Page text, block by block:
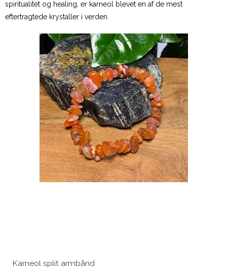
spiritualitet og healing, er karneol blevet en af de mest
eftertragtede krystaller i verden.
Karneol split armbånd